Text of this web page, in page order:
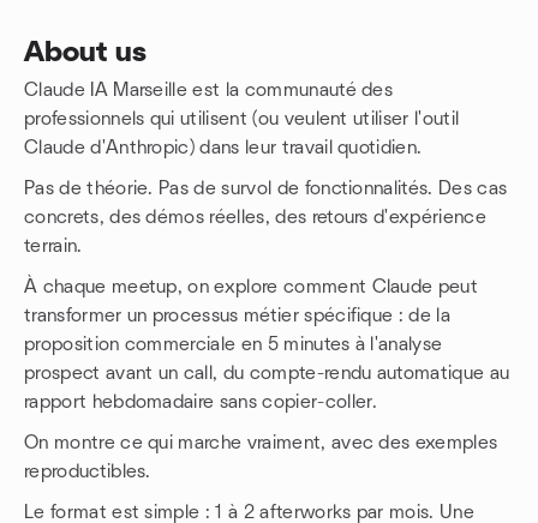
About us
Claude IA Marseille est la communauté des
professionnels qui utilisent (ou veulent utiliser l'outil
Claude d'Anthropic) dans leur travail quotidien.
Pas de théorie. Pas de survol de fonctionnalités. Des cas
concrets, des démos réelles, des retours d'expérience
terrain.
À chaque meetup, on explore comment Claude peut
transformer un processus métier spécifique : de la
proposition commerciale en 5 minutes à l'analyse
prospect avant un call, du compte-rendu automatique au
rapport hebdomadaire sans copier-coller.
On montre ce qui marche vraiment, avec des exemples
reproductibles.
Le format est simple : 1 à 2 afterworks par mois. Une
Group links